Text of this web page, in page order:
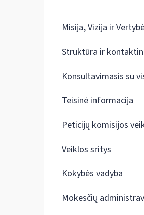
Misija, Vizija ir
Struktūra ir
Konsultavimasis su
Teisinė informacija
Peticijų komisijos
Veiklos sritys
Kokybės vadyba
Mokesčių